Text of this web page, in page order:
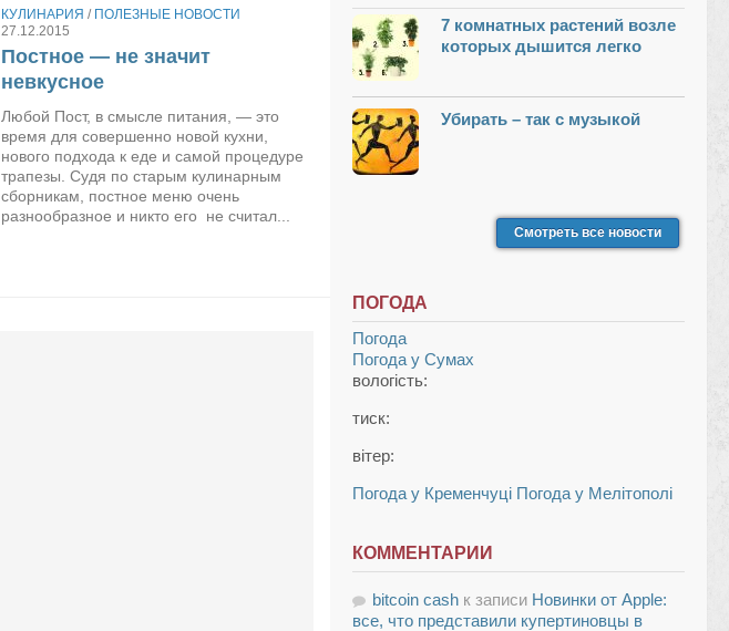
КУЛИНАРИЯ / ПОЛЕЗНЫЕ НОВОСТИ
27.12.2015
Постное — не значит
невкусное
Любой Пост, в смысле питания, — это
время для совершенно новой кухни,
нового подхода к еде и самой процедуре
трапезы. Судя по старым кулинарным
сборникам, постное меню очень
разнообразное и никто его не считал...
7 комнатных растений возле
которых дышится легко
Убирать – так с музыкой
Смотреть все новости
ПОГОДА
Погода
Погода у Сумах
вологість:
тиск:
вітер:
Погода у Кременчуці Погода у Мелітополі
КОММЕНТАРИИ
bitcoin cash к записи Новинки от Apple:
все, что представили купертиновцы в